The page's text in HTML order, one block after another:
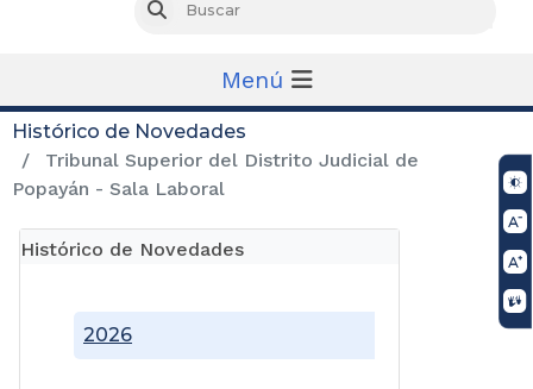
Buscar
Menú
Histórico de Novedades
Tribunal Superior del Distrito Judicial de
Popayán - Sala Laboral
Histórico de Novedades
2026